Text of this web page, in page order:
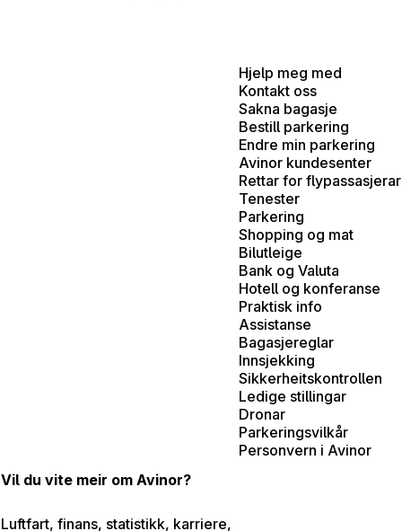
Hjelp meg med
Kontakt oss
Sakna bagasje
Bestill parkering
Endre min parkering
Avinor kundesenter
Rettar for flypassasjerar
Tenester
Parkering
Shopping og mat
Bilutleige
Bank og Valuta
Hotell og konferanse
Praktisk info
Assistanse
Bagasjereglar
Innsjekking
Sikkerheitskontrollen
Ledige stillingar
Dronar
Parkeringsvilkår
Personvern i Avinor
Vil du vite meir om Avinor?
Luftfart, finans, statistikk, karriere,